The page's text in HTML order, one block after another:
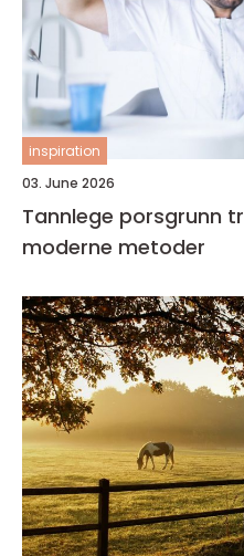
inspiration
03. June 2026
Tannlege porsgrunn trygg behandling med
moderne metoder